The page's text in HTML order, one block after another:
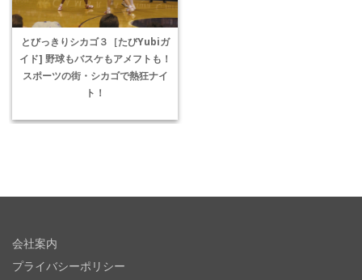
とびっきりシカゴ３［たびYubiガ
イド] 野球もバスケもアメフトも！
スポーツの街・シカゴで熱狂ナイ
ト！
会社案内
プライバシーポリシー